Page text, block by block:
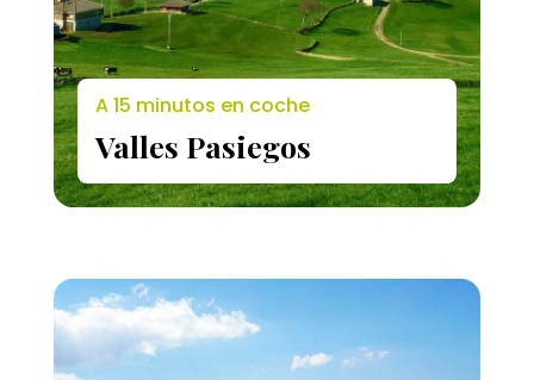
A 15 minutos en coche
Valles Pasiegos